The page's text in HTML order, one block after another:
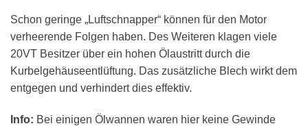
Schon geringe „Luftschnapper“ können für den Motor
verheerende Folgen haben. Des Weiteren klagen viele
20VT Besitzer über ein hohen Ölaustritt durch die
Kurbelgehäuseentlüftung. Das zusätzliche Blech wirkt dem
entgegen und verhindert dies effektiv.
Info: Bei einigen Ölwannen waren hier keine Gewinde